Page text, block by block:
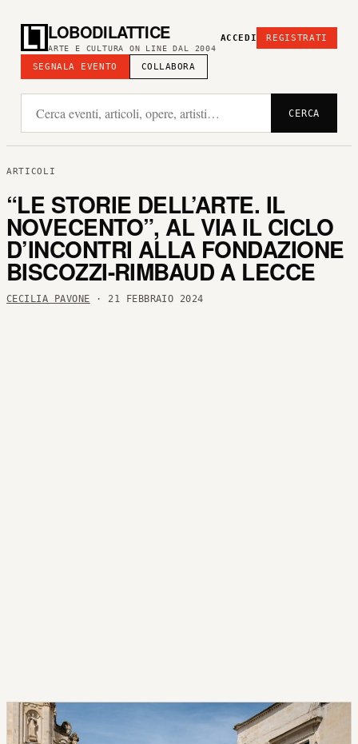
LOBODILATTICE
ARTE E CULTURA ON LINE DAL 2004
SEGNALA EVENTO COLLABORA
ACCEDI REGISTRATI
CERCA
ARTICOLI
“LE STORIE DELL’ARTE. IL
NOVECENTO”, AL VIA IL CICLO
D’INCONTRI ALLA FONDAZIONE
BISCOZZI-RIMBAUD A LECCE
CECILIA PAVONE · 21 FEBBRAIO 2024